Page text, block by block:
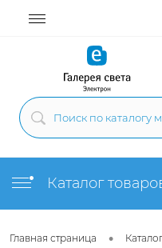
Каталог
Главная страница •